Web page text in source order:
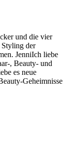
und die vier
Styling der
JenniIch liebe
, Beauty- und
es neue
Geheimnisse